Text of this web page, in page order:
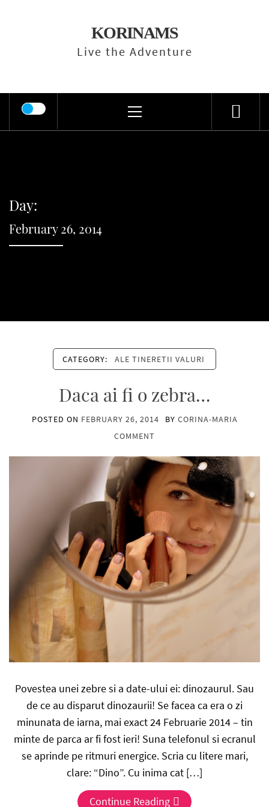
KORINAMS
Live the Adventure
Menu
Day:
February 26, 2014
CATEGORY: ALE TINERETII VALURI
Daca ai fi o zebra…
POSTED ON FEBRUARY 26, 2014 BY CORINA-MARIA
COMMENT
Povestea unei zebre si a date-ului ei: dinozaurul. Sau
de ce au disparut dinozaurii! Se facea ca era o zi
minunata de iarna, mai exact 24 Februarie 2014 – tin
minte de parca ar fi fost ieri! Suna telefonul si ecranul
se aprinde pe ritmuri energice. Scria cu litere mari,
clare: “Dino”. Cu inima cat […]
Continue Reading